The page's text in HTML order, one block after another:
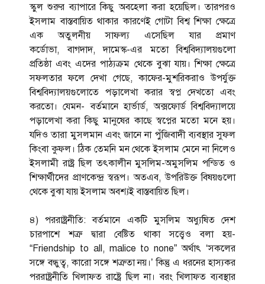
স্কুল শুরুর ব্যাপারে কিছু অবহেলা করা হয়েছিল। তারপরও
ইসলাম বাস্তবায়িত থাকার কারণেই গোটা বিশ্ব শিক্ষা ক্ষেত্রে
এক অতুলনীয় সাফল্য এসেছিল যার প্রমাণ
কর্ডোভা, বাগদাদ, দামেস্ক-এর মতো বিশ্ববিদ্যালয়গুলো
প্রতিষ্ঠা এবং এদের পাঠ্যক্রম থেকে বুঝা যায়। শিক্ষা ক্ষেত্রে
সফলতার ফলে দেখা গেছে, কাফের-মুশরিকরাও উপর্যুক্ত
বিশ্ববিদ্যালয়গুলোতে পড়ালেখা করার স্বপ্ন দেখতো এবং
করতো। যেমন- বর্তমানে হার্ভার্ড, অক্সফোর্ড বিশ্ববিদ্যালয়ে
পড়ালেখা করা কিছু মানুষের কাছে স্বপ্নের মতো মনে হয়।
যদিও তারা মুসলমান এবং জানে না পুঁজিবাদী ব্যবস্থার সুফল
কিংবা কুফল। ঠিক তেমনি মন থেকে ইসলাম মেনে না নিলেও
ইসলামী রাষ্ট্র ছিল তৎকালীন মুসলিম-অমুসলিম পন্ডিত ও
শিক্ষার্থীদের প্রাণকেন্দ্র স্বরূপ। অতএব, উপরিউক্ত বিষয়গুলো
থেকে বুঝা যায় ইসলাম অবশ্যই বাস্তবায়িত ছিল।
৪) পররাষ্ট্রনীতি: বর্তমানে একটি মুসলিম অধ্যুষিত দেশ
চারপাশে শত্রু দ্বারা বেষ্টিত থাকা সত্ত্বেও বলা হয়-
“Friendship to all, malice to none” অর্থাৎ ‘সকলের
সঙ্গে বন্ধুত্ব, কারো সঙ্গে শত্রুতা নয়।’ কিন্তু এ ধরনের হাস্যকর
পররাষ্ট্রনীতি খিলাফত রাষ্ট্রে ছিল না। বরং খিলাফত ব্যবস্থার